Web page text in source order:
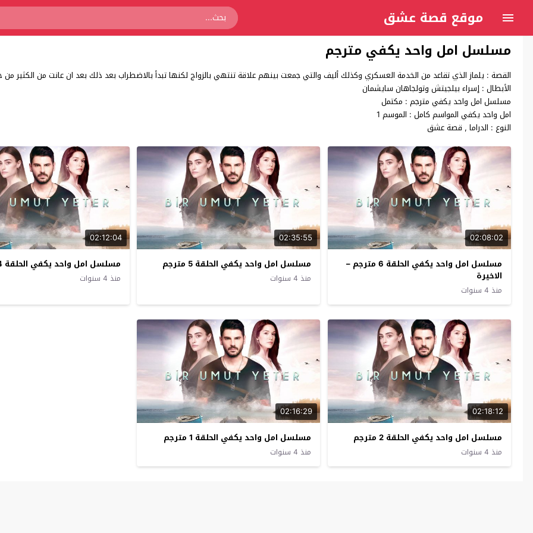
موقع قصة عشق
مسلسل امل واحد يكفي مترجم
القصة : يلماز الذي تقاعد من الخدمة العسكري وكذلك أليف والتي جمعت بينهم علاقة تنتهي بالزواج لكنها تبدأ بالاضطراب بعد ذلك بعد ان عانت من الكثير
الأبطال : إسراء بيلجيتش وتولجاهان سايشمان
مسلسل امل واحد يكفي مترجم : مكتمل
امل واحد يكفي المواسم كامل : الموسم 1
النوع : الدراما , قصة عشق
02:08:02
مسلسل امل واحد يكفي الحلقة 6 مترجم –
الاخيرة
منذ 4 سنوات
02:35:55
مسلسل امل واحد يكفي الحلقة 5 مترجم
منذ 4 سنوات
02:12:04
مسلسل امل واحد يكفي الحلقة 4 مترجم
منذ 4 سنوات
02:18:12
مسلسل امل واحد يكفي الحلقة 2 مترجم
منذ 4 سنوات
02:16:29
مسلسل امل واحد يكفي الحلقة 1 مترجم
منذ 4 سنوات